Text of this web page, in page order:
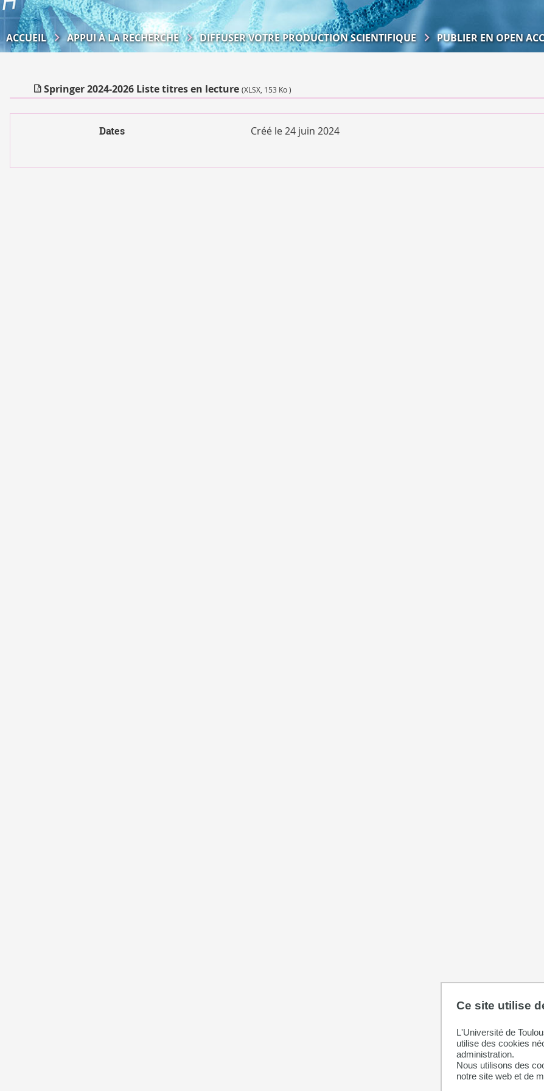
Ce site utilise
L'Université de
utilise des cookies
administration.
Nous utilisons des
notre site web et de
ACCUEIL APPUI À LA RECHERCHE DIFFUSER VOTRE PRODUCTION SCIENTIFIQUE PUBLIER EN OPEN
Springer 2024-2026 Liste titres en lecture (XLSX, 153 Ko )
Dates Créé le24 juin 2024